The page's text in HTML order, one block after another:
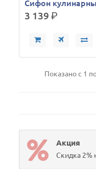
Сифон
3 139р.
Показано с 1
Акция
Скидка 2%